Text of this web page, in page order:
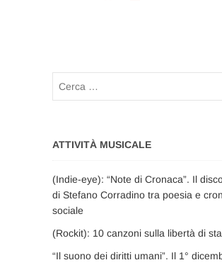
ATTIVITÀ MUSICALE
(Indie-eye): “Note di Cronaca”. Il
di Stefano Corradino tra poesia e
sociale
(Rockit): 10 canzoni sulla libertà di
“Il suono dei diritti umani”. Il 1°